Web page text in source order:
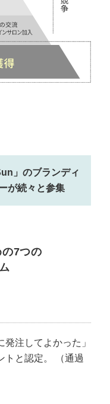
」のブランディ
が続々と参集
7つの
注してよかった」
と認定。
（通過